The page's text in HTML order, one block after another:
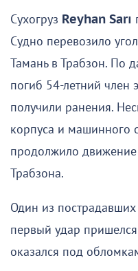
Сухогруз Reyhan Sarı
Судно перевозило
Тамань в Трабзон. По
погиб 54-летний член
получили ранения.
корпуса и машинного
продолжило
Трабзона.
Один из пострадавших
первый удар
оказался под